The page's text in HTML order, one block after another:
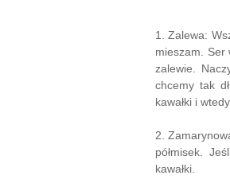
1. Zalewa:
mieszam. Ser
zalewie.
chcemy tak
kawałki i
2.
półmisek.
kawałki.